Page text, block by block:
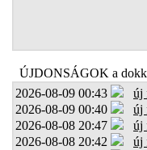
ÚJDONSÁGOK a
2026-08-09 00:43
új
2026-08-09 00:40
új
2026-08-08 20:47
új
2026-08-08 20:42
új